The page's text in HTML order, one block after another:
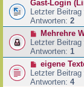
Gast-Login
Letzter
Antworten: 2
Mehrehre
Letzter
Antworten: 1
eigene
Letzter
Antworten: 4